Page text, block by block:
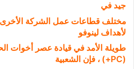
جيد في
مختلف قطاعات عمل الشركة
لأهداف لينوفو
طويلة الأمد في قيادة عصر أخوات
(PC+) ، فإن الشعبية